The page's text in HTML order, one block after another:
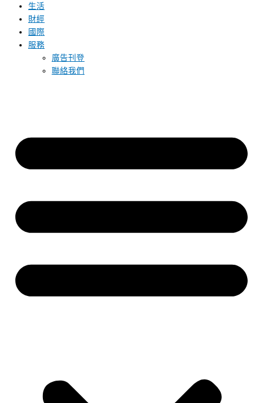
生活
財經
國際
服務
廣告刊登
聯絡我們